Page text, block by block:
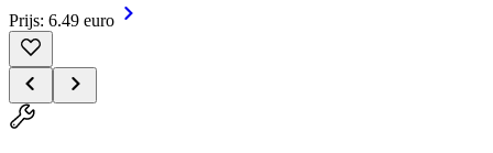
Prijs: 6.49 euro